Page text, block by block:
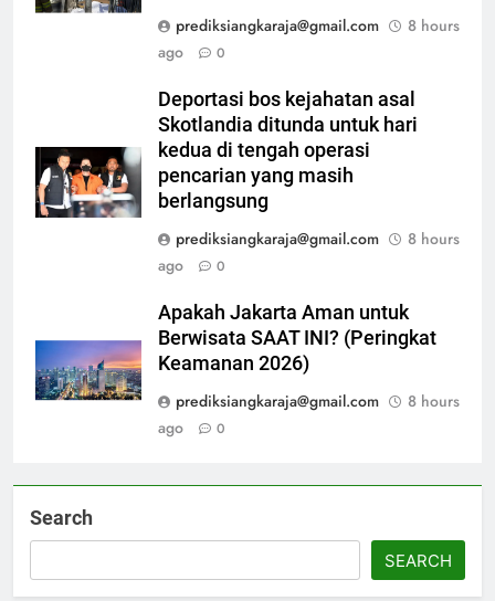
prediksiangkaraja@gmail.com
8 hours
ago
0
Deportasi bos kejahatan asal
Skotlandia ditunda untuk hari
kedua di tengah operasi
pencarian yang masih
berlangsung
prediksiangkaraja@gmail.com
8 hours
ago
0
Apakah Jakarta Aman untuk
Berwisata SAAT INI? (Peringkat
Keamanan 2026)
prediksiangkaraja@gmail.com
8 hours
ago
0
Search
SEARCH